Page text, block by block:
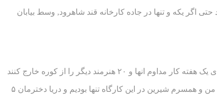
اگر یکه و تنها در جاده کارخانه قند شاهرود, وسط بیابان
دیگر را از کوره خارج کنند
انگار همه هوش و حواسشان به کارشان بود علی شاهی همانطور که نگاهش را از روی قالب‌های مادر سرامیکی دوخته است می‌گوید روز گاری من و همسرم شیرین در این کارگاه تنها بودیم و دریا دخترمان ۵